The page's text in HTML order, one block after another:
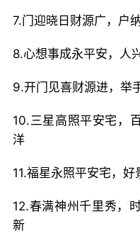
7.门迎晓日财源广，户
8.心想事成永平安，人
9.开门见喜财源进，举
10.三星高照平安宅，
洋
11.福星永照平安宅，
12.春满神州千里秀，
新